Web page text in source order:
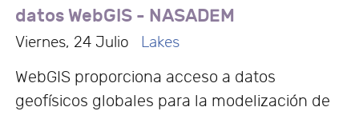
datos WebGIS - NASADEM
Viernes, 24 Julio Lakes
WebGIS proporciona acceso a datos
geofísicos globales para la modelización de